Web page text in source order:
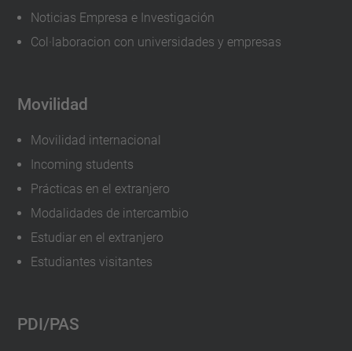
Noticias Empresa e Investigación
Col·laboracion con universidades y empresas
Movilidad
Movilidad internacional
Incoming students
Prácticas en el extranjero
Modalidades de intercambio
Estudiar en el extranjero
Estudiantes visitantes
PDI/PAS